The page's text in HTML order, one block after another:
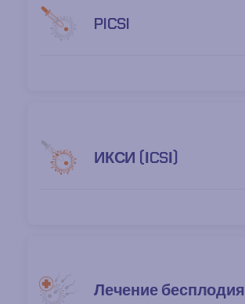
PICSI
ИКСИ (ІCSІ)
Лечение бесплодия